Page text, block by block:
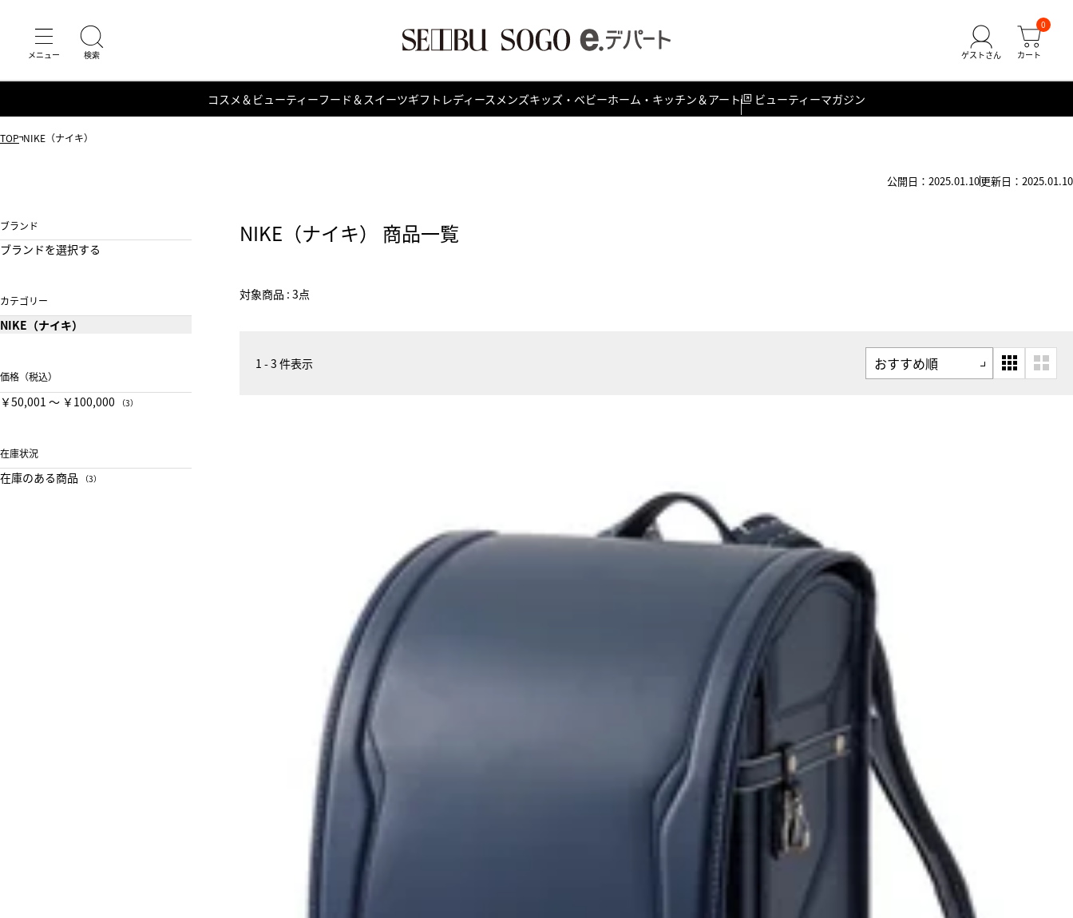
0
コスメ＆ビューティーフード＆スイーツギフト レディース メンズキッズ・ベビーホーム・キッチン＆アート ビューティーマガジン
TOP NIKE（ナイキ）
公開日：2025.01.10更新日：2025.01.10
NIKE（ナイキ） 商品一覧
対象商品 : 3点
ブランド
ブランドを選択する
カテゴリー
NIKE（ナイキ）
価格（税込）
￥50,001 〜 ￥100,000 （3）
在庫状況
在庫のある商品 （3）
1 - 3 件表示